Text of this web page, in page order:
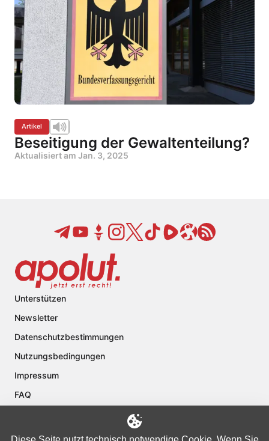
Artikel
Beseitigung der Gewaltenteilung?
Aktualisiert am Jan. 3, 2025
Unterstützen
Newsletter
Datenschutzbestimmungen
Nutzungsbedingungen
Impressum
FAQ